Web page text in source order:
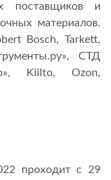
поставщиков и
материалов.
Bosch, Tarkett,
СТД
Kiilto, Ozon,
проходит с 29